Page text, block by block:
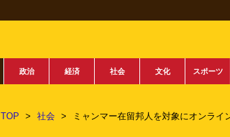
政治 経済 社会 文化 スポーツ
TOP > 社会 > ミャンマー在留邦人を対象にオンライ